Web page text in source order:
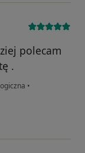
polecam
.
•